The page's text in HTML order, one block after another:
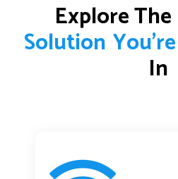
Explore
Solution You're
In